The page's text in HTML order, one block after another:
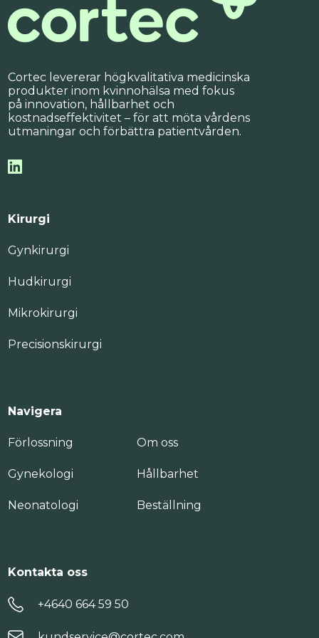
Cortec levererar högkvalitativa medicinska
produkter inom kvinnohälsa med fokus
på innovation, hållbarhet och
kostnadseffektivitet – för att möta vårdens
utmaningar och förbättra patientvården.
Kirurgi
Gynkirurgi
Hudkirurgi
Mikrokirurgi
Precisionskirurgi
Navigera
Förlossning
Gynekologi
Neonatologi
Om oss
Hållbarhet
Beställning
Kontakta oss
+4640 664 59 50